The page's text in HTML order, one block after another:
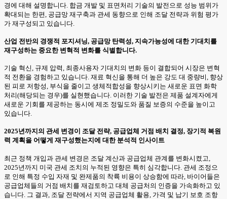
경에 대해 설명합니다. 합금 개발 및 표면처리 기술의 발전으로 성능 범위가
확대되는 한편, 공급망 재구축과 관세 동향으로 인해 조달 전략과 위험 평가
가 재구성되고 있습니다.
산업 전반의 경쟁적 포지셔닝, 공급망 탄력성, 지속가능성에 대한 기대치를
재구성하는 중요한 변혁적 변화를 식별합니다.
기술 혁신, 규제 압력, 최종사용자 기대치의 변화 등이 결합되어 시장은 변혁
적 전환을 경험하고 있습니다. 재료 혁신을 통해 더 높은 강도 대 중량비, 향상
된 피로 저항성, 부식을 줄이고 생체적합성을 향상시키는 새로운 표면 화학
처리(해당되는 경우)를 실현했습니다. 이러한 기술 발전은 제품 설계자에게
새로운 기회를 제공하는 동시에 제조 정밀도와 품질 보증의 수준을 높이고
있습니다.
2025년까지의 관세 변경이 조달 전략, 공급업체 거점 배치 결정, 장기적 복원
력 계획을 어떻게 재구성했는지에 대한 분석적 인사이트
최근 정책 개입과 관세 변경은 조달 계산과 공급업체 관계를 변화시켰고,
2025년까지 미국 관세 조치의 누적된 영향은 특히 심각합니다. 관세 조정으
로 인해 특정 수입 자재 및 완제품의 착륙 비용이 상승함에 따라, 바이어들은
공급업체들의 거점 배치를 재검토하고 대체 공급처의 인증을 가속화하고 있
습니다. 그 결과, 조달 전략에서 지역 공급업체 활용, 가격 및 납기 보호 조항